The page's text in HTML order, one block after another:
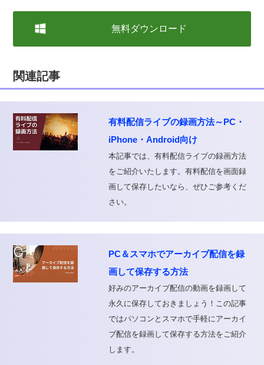
無料ダウンロード
関連記事
有料配信ライブの録画方法～PC・
iPhone・Android向け
本記事では、有料配信ライブの録画方法
をご紹介いたします。有料配信を画面録
画して保存したいなら、ぜひご参考くだ
さい。
PC＆スマホでアーカイブ配信を録
画して保存する方法
好みのアーカイブ配信の動画を録画して
永久に保存しておきましょう！この記事
ではパソコンとスマホで手軽にアーカイ
ブ配信を録画して保存する方法をご紹介
します。